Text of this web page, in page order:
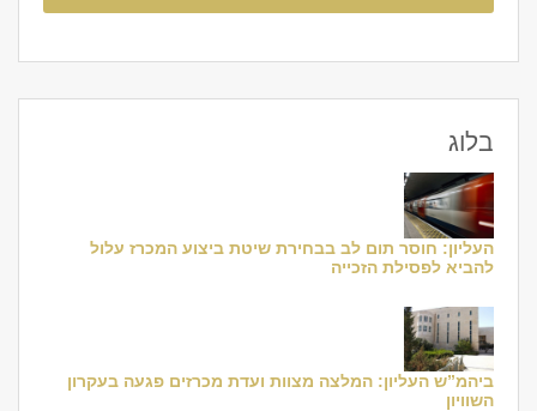
בלוג
העליון: חוסר תום לב בבחירת שיטת ביצוע המכרז עלול
להביא לפסילת הזכייה
ביהמ”ש העליון: המלצה מצוות ועדת מכרזים פגעה בעקרון
השוויון